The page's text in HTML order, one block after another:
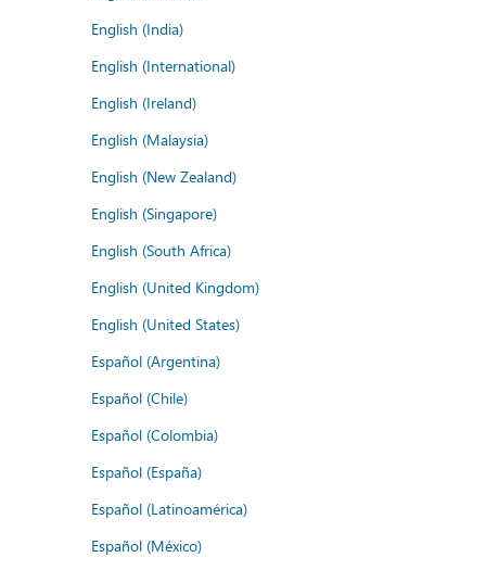
English (India)
English (International)
English (Ireland)
English (Malaysia)
English (New Zealand)
English (Singapore)
English (South Africa)
English (United Kingdom)
English (United States)
Español (Argentina)
Español (Chile)
Español (Colombia)
Español (España)
Español (Latinoamérica)
Español (México)